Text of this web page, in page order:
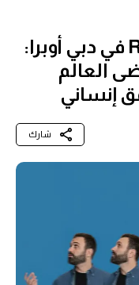
عرض Rampant Disorder في دبي أوبرا:
العالم
إنساني
شارك